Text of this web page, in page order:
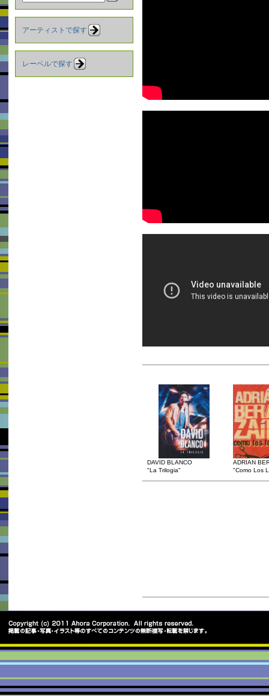
アーティストで探す
レーベルで探す
DAVID BLANCO
"La Trilogia"
ADRIAN
"Como Los